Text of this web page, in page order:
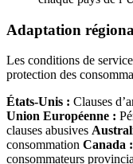
Adaptation
Les conditions de
protection des
États-Unis : Clauses
Union Européenne :
clauses abusives
consommation Canada :
consommateurs